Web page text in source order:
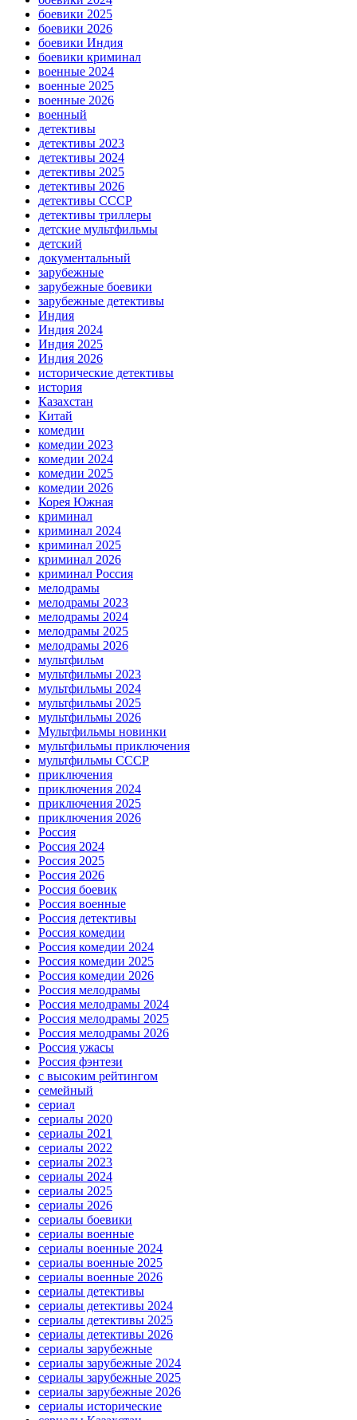
боевики 2025
боевики 2026
боевики Индия
боевики криминал
военные 2024
военные 2025
военные 2026
военный
детективы
детективы 2023
детективы 2024
детективы 2025
детективы 2026
детективы СССР
детективы триллеры
детские мультфильмы
детский
документальный
зарубежные
зарубежные боевики
зарубежные детективы
Индия
Индия 2024
Индия 2025
Индия 2026
исторические детективы
история
Казахстан
Китай
комедии
комедии 2023
комедии 2024
комедии 2025
комедии 2026
Корея Южная
криминал
криминал 2024
криминал 2025
криминал 2026
криминал Россия
мелодрамы
мелодрамы 2023
мелодрамы 2024
мелодрамы 2025
мелодрамы 2026
мультфильм
мультфильмы 2023
мультфильмы 2024
мультфильмы 2025
мультфильмы 2026
Мультфильмы новинки
мультфильмы приключения
мультфильмы СССР
приключения
приключения 2024
приключения 2025
приключения 2026
Россия
Россия 2024
Россия 2025
Россия 2026
Россия боевик
Россия военные
Россия детективы
Россия комедии
Россия комедии 2024
Россия комедии 2025
Россия комедии 2026
Россия мелодрамы
Россия мелодрамы 2024
Россия мелодрамы 2025
Россия мелодрамы 2026
Россия ужасы
Россия фэнтези
с высоким рейтингом
семейный
сериал
сериалы 2020
сериалы 2021
сериалы 2022
сериалы 2023
сериалы 2024
сериалы 2025
сериалы 2026
сериалы боевики
сериалы военные
сериалы военные 2024
сериалы военные 2025
сериалы военные 2026
сериалы детективы
сериалы детективы 2024
сериалы детективы 2025
сериалы детективы 2026
сериалы зарубежные
сериалы зарубежные 2024
сериалы зарубежные 2025
сериалы зарубежные 2026
сериалы исторические